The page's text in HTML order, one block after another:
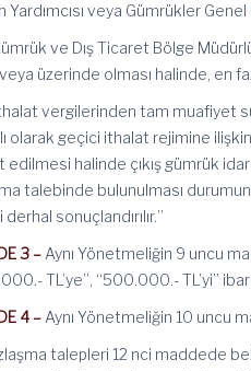
Yardımcısı veya Gümrükler
ve Dış Ticaret Bölge
üzerinde olması halinde, en
vergilerinden tam muafiyet
olarak geçici ithalat rejimine ilişkin
edilmesi halinde çıkış gümrük
talebinde bulunulması
sonuçlandırılır.”
3 – Aynı Yönetmeliğin 9 uncu
TL’ye”, “500.000.- TL’yi”
4 – Aynı Yönetmeliğin 10 uncu
talepleri 12 nci maddede